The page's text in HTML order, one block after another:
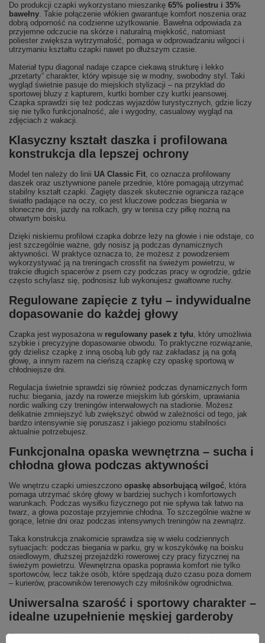
Do produkcji czapki wykorzystano mieszankę 65% poliestru i 35%
bawełny. Takie połączenie włókien gwarantuje komfort noszenia oraz
dobrą odporność na codzienne użytkowanie. Bawełna odpowiada za
przyjemne odczucie na skórze i naturalną miękkość, natomiast
poliester zwiększa wytrzymałość, pomaga w odprowadzaniu wilgoci i
utrzymaniu kształtu czapki nawet po dłuższym czasie.
Materiał typu diagonal nadaje czapce ciekawą strukturę i lekko
„przetarty” charakter, który wpisuje się w modny, swobodny styl. Taki
wygląd świetnie pasuje do miejskich stylizacji – na przykład do
sportowej bluzy z kapturem, kurtki bomber czy kurtki jeansowej.
Czapka sprawdzi się też podczas wyjazdów turystycznych, gdzie liczy
się nie tylko funkcjonalność, ale i wygodny, casualowy wygląd na
zdjęciach z wakacji.
Klasyczny kształt daszka i profilowana
konstrukcja dla lepszej ochrony
Model ten należy do linii UA Classic Fit, co oznacza profilowany
daszek oraz usztywnione panele przednie, które pomagają utrzymać
stabilny kształt czapki. Zagięty daszek skutecznie ogranicza rażące
światło padające na oczy, co jest kluczowe podczas biegania w
słoneczne dni, jazdy na rolkach, gry w tenisa czy piłkę nożną na
otwartym boisku.
Dzięki niskiemu profilowi czapka dobrze leży na głowie i nie odstaje, co
jest szczególnie ważne, gdy nosisz ją podczas dynamicznych
aktywności. W praktyce oznacza to, że możesz z powodzeniem
wykorzystywać ją na treningach crossfit na świeżym powietrzu, w
trakcie długich spacerów z psem czy podczas pracy w ogrodzie, gdzie
często schylasz się, podnosisz lub wykonujesz gwałtowne ruchy.
Regulowane zapięcie z tyłu – indywidualne
dopasowanie do każdej głowy
Czapka jest wyposażona w regulowany pasek z tyłu, który umożliwia
szybkie i precyzyjne dopasowanie obwodu. To praktyczne rozwiązanie,
gdy dzielisz czapkę z inną osobą lub gdy raz zakładasz ją na gołą
głowę, a innym razem na cieńszą czapkę czy opaskę sportową w
chłodniejsze dni.
Regulacja świetnie sprawdzi się również podczas dynamicznych form
ruchu: biegania, jazdy na rowerze miejskim lub górskim, uprawiania
nordic walking czy treningów interwałowych na stadionie. Możesz
delikatnie zmniejszyć lub zwiększyć obwód w zależności od tego, jak
bardzo intensywnie się poruszasz i jakiego poziomu stabilności
aktualnie potrzebujesz.
Funkcjonalna opaska wewnętrzna – sucha i
chłodna głowa podczas aktywności
We wnętrzu czapki umieszczono opaskę absorbującą wilgoć, która
pomaga utrzymać skórę głowy w bardziej suchych i komfortowych
warunkach. Podczas wysiłku fizycznego pot nie spływa tak łatwo na
twarz, a głowa pozostaje przyjemnie chłodna. To szczególnie ważne w
gorące, letnie dni oraz podczas intensywnych treningów na zewnątrz.
Taka konstrukcja znakomicie sprawdza się w wielu codziennych
sytuacjach: podczas biegania w parku, gry w koszykówkę na boisku
osiedlowym, dłuższej przejażdżki rowerowej czy pracy fizycznej na
świeżym powietrzu. Wewnętrzna opaska poprawia komfort nie tylko
sportowców, lecz także osób, które spędzają dużo czasu poza domem
– kurierów, pracowników terenowych czy miłośników ogrodnictwa.
Uniwersalna szarość i sportowy charakter –
idealne uzupełnienie męskiej garderoby
Szary kolor czapki jest wyjątkowo uniwersalny, co ułatwia dopasowanie